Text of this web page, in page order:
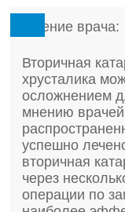
Мнение врача:
Вторичная
хрусталика
осложнением
мнению
успешно
вторичная
через
операции по